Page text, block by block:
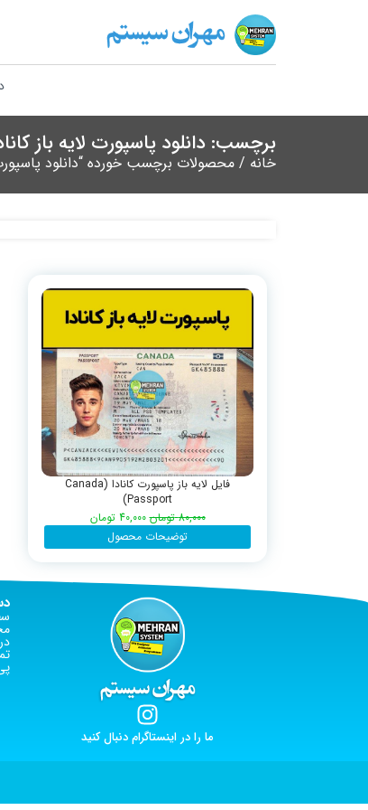
برچسب: دانلود پاسپورت لایه باز
خانه / محصولات برچسب خورده “دانلود پاسپورت
فایل لایه باز پاسپورت کانادا (Canada
Passport)
80,000 تومان 40,000 تومان
توضیحات محصول
ما را در اینستاگرام دنبال کنید